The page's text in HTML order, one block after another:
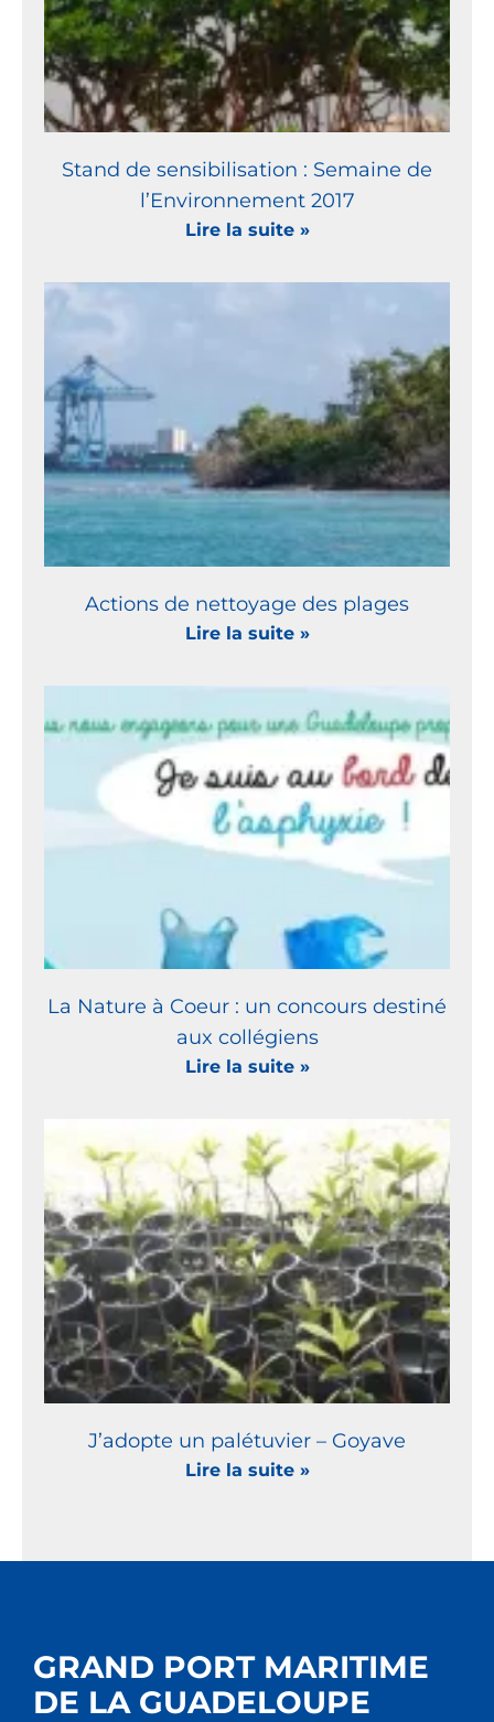
Stand de sensibilisation : Semaine de
l’Environnement 2017
Lire la suite »
Actions de nettoyage des plages
Lire la suite »
La Nature à Coeur : un concours destiné
aux collégiens
Lire la suite »
J’adopte un palétuvier – Goyave
Lire la suite »
GRAND PORT MARITIME
DE LA GUADELOUPE